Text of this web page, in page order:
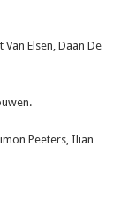
Elsen, Daan De
Peeters, Ilian